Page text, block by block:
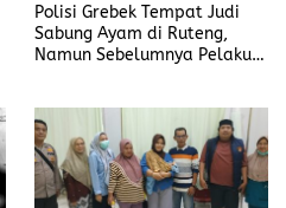
Polisi Grebek Tempat Judi
Sabung Ayam di Ruteng,
Namun Sebelumnya Pelaku